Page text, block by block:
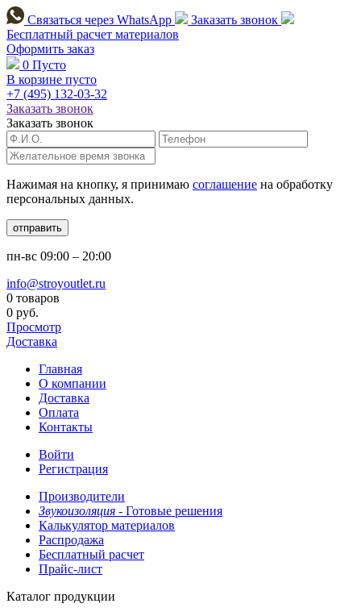
Связаться через WhatsApp
Заказать звонок
Бесплатный расчет материалов
Оформить заказ
0 Пусто
В корзине пусто
+7 (495) 132-03-32
Заказать звонок
Заказать звонок
Нажимая на кнопку, я принимаю соглашение на обработку
персональных данных.
отправить
пн-вс 09:00 – 20:00
info@stroyoutlet.ru
0 товаров
0 руб.
Просмотр
Доставка
Главная
О компании
Доставка
Оплата
Контакты
Войти
Регистрация
Производители
Звукоизоляция - Готовые решения
Калькулятор материалов
Распродажа
Бесплатный расчет
Прайс-лист
Каталог продукции